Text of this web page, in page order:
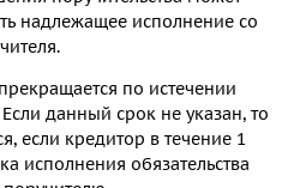
надлежащее исполнение со
по истечении
данный срок не указан, то
если кредитор в течение 1
исполнения обязательства